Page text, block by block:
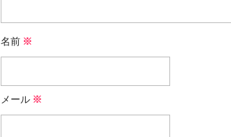
名前 ※
メール ※